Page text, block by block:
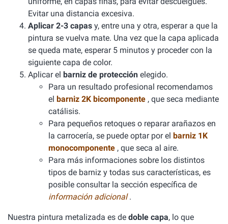
Evitar una distancia excesiva.
Aplicar 2-3 capas y, entre una y otra, esperar a que la
pintura se vuelva mate. Una vez que la capa aplicada
se queda mate, esperar 5 minutos y proceder con la
siguiente capa de color.
Aplicar el barniz de protección elegido.
Para un resultado profesional recomendamos
el barniz 2K bicomponente , que seca mediante
catálisis.
Para pequeños retoques o reparar arañazos en
la carrocería, se puede optar por el barniz 1K
monocomponente , que seca al aire.
Para más informaciones sobre los distintos
tipos de barniz y todas sus características, es
posible consultar la sección específica de
información adicional.
Nuestra pintura metalizada es de doble capa, lo que